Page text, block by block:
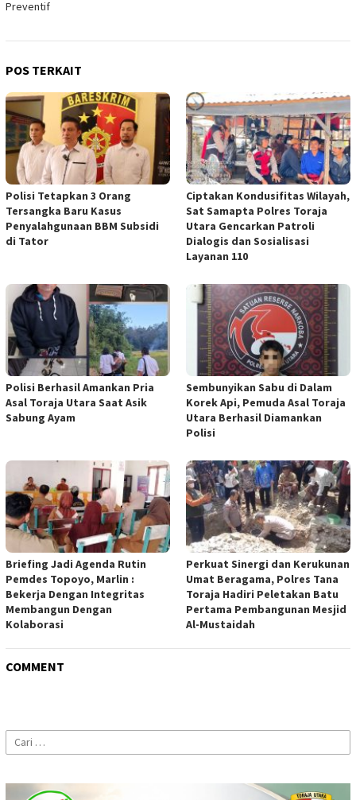
Preventif
POS TERKAIT
Polisi Tetapkan 3 Orang
Tersangka Baru Kasus
Penyalahgunaan BBM Subsidi
di Tator
Ciptakan Kondusifitas Wilayah,
Sat Samapta Polres Toraja
Utara Gencarkan Patroli
Dialogis dan Sosialisasi
Layanan 110
Polisi Berhasil Amankan Pria
Asal Toraja Utara Saat Asik
Sabung Ayam
Sembunyikan Sabu di Dalam
Korek Api, Pemuda Asal Toraja
Utara Berhasil Diamankan
Polisi
Briefing Jadi Agenda Rutin
Pemdes Topoyo, Marlin :
Bekerja Dengan Integritas
Membangun Dengan
Kolaborasi
Perkuat Sinergi dan Kerukunan
Umat Beragama, Polres Tana
Toraja Hadiri Peletakan Batu
Pertama Pembangunan Mesjid
Al-Mustaidah
COMMENT
Cari
untuk: